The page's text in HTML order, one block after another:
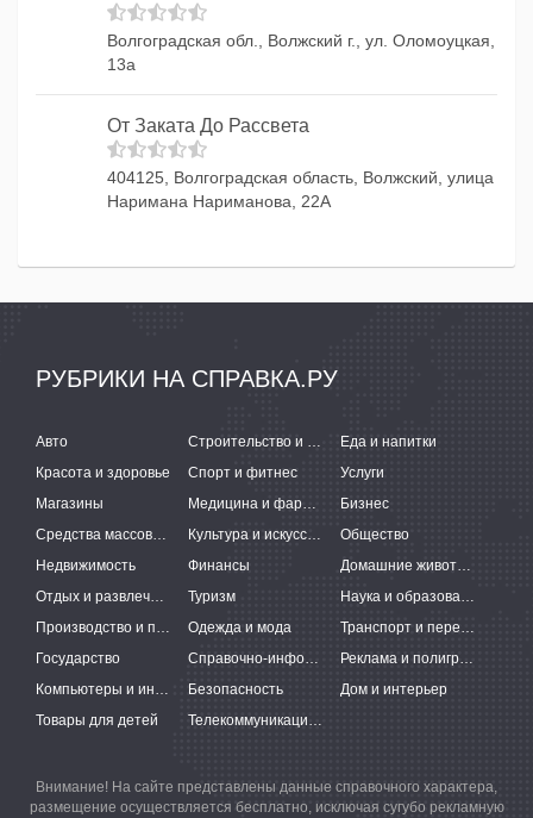
Волгоградская обл., Волжский г., ул. Оломоуцкая,
13а
От Заката До Рассвета
404125, Волгоградская область, Волжский, улица
Наримана Нариманова, 22А
РУБРИКИ НА СПРАВКА.РУ
Авто Строительство и ремонт
Еда и напитки
Красота и здоровье
Спорт и фитнес
Услуги
Магазины
Медицина и фармацевтика
Бизнес
Средства массовой информации
Культура и искусство
Общество
Недвижимость
Финансы
Домашние животные
Отдых и развлечения
Туризм
Наука и образование
Производство и поставки
Одежда и мода
Транспорт и перевозки
Государство
Справочно-информационные системы
Реклама и полиграфия
Компьютеры и интернет
Безопасность
Дом и интерьер
Товары для детей
Телекоммуникации и связь
Внимание! На сайте представлены данные справочного характера,
размещение осуществляется бесплатно, исключая сугубо рекламную